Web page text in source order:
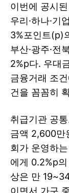
이번에 공시
우리·하나·기
3%포인트(p)
부산·광주·전
2%p다. 우대
금융거래 조
건을 꼼꼼히
취급기관 공
금액 2,600만
회가 운영하
에게 0.2%p
상은 만
이면서 가구